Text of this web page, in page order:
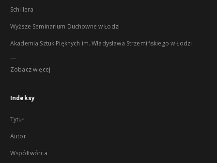
Schillera
Wyższe Seminarium Duchowne w Łodzi
Akademia Sztuk Pięknych im. Władysława Strzemińskiego w Łodzi
...
Zobacz więcej
Indeksy
Tytuł
Autor
Współtwórca